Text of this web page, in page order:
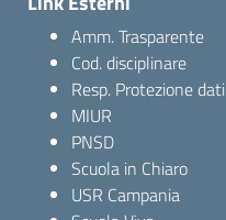
Amm. Trasparente
Cod. disciplinare
Resp. Protezione dati
MIUR
PNSD
Scuola in Chiaro
USR Campania